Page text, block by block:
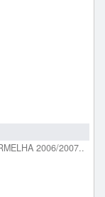
2006/2007..